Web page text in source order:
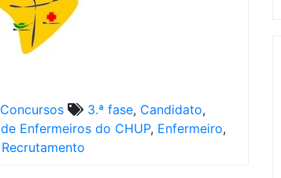
Concursos 3.ª fase, Candidato,
Enfermeiros do CHUP, Enfermeiro,
Recrutamento